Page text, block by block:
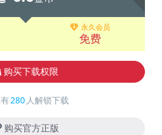
永久会员
免费
购买下载权限
280 人解锁下载
购买官方正版